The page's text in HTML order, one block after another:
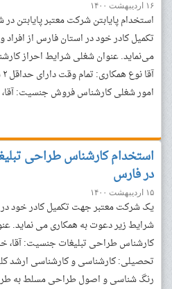
۱۶ اردیبهشت ۱۴۰۰
استخدام پایابتن شرکت معتبر
تکمیل کادر خود در استان‌ فارس از
می‌نماید. عنوان شغلی شرایط احراز
امور شغلی کارشناس فروش جنسیت:
استخدام کارشناس طراحی
در فارس
۱۵ اردیبهشت ۱۴۰۰
یک شرکت معتبر جهت تکمیل کادر خود در
شرایط زیر دعوت به همکاری می نماید.
کارشناس طراحی تبلیغات جنسیت: آقا،
تحصیلی: کارشناسی و کارشناسی ارشد
رنگ شناسی و اصول طراحی مسلط به